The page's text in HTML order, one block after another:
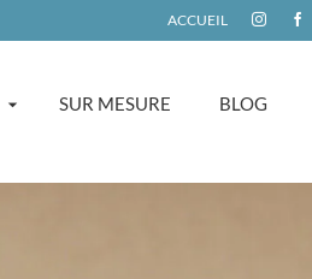
ACCUEIL
SUR MESURE BLOG